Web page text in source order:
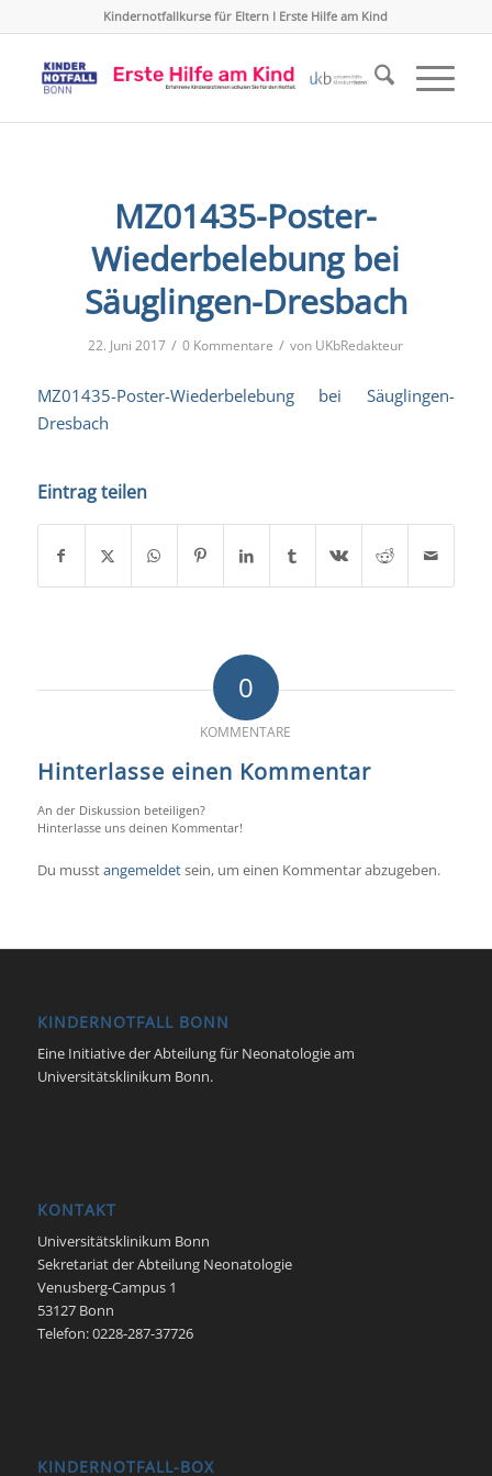
Kindernotfallkurse für Eltern I Erste Hilfe am Kind
MZ01435-Poster-
Wiederbelebung bei
Säuglingen-Dresbach
22. Juni 2017 / 0 Kommentare / von UKbRedakteur
MZ01435-Poster-Wiederbelebung bei Säuglingen-
Dresbach
Eintrag teilen
0
KOMMENTARE
Hinterlasse einen Kommentar
An der Diskussion beteiligen?
Hinterlasse uns deinen Kommentar!
Du musstangemeldetsein, um einen Kommentar abzugeben.
KINDERNOTFALL BONN
Eine Initiative der Abteilung für Neonatologie am
Universitätsklinikum Bonn.
KONTAKT
Universitätsklinikum Bonn
Sekretariat der Abteilung Neonatologie
Venusberg-Campus 1
53127 Bonn
Telefon: 0228-287-37726
KINDERNOTFALL-BOX